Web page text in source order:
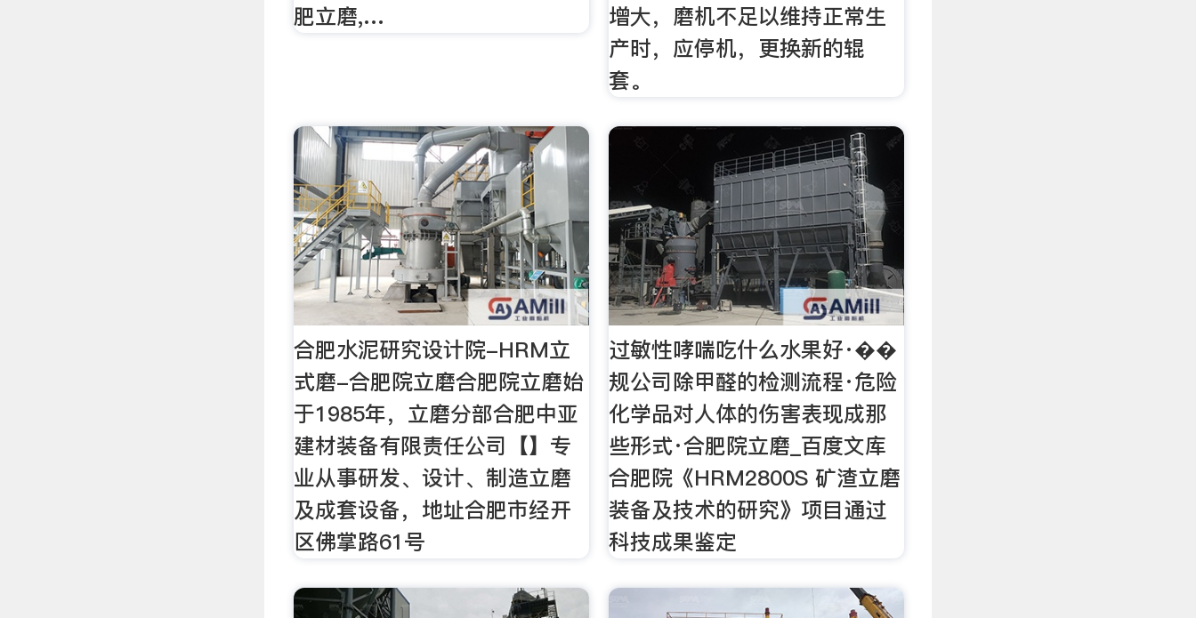
肥立磨,…
增大，磨机不足以维持正常生
产时，应停机，更换新的辊
套。
合肥水泥研究设计院-HRM立
式磨-合肥院立磨合肥院立磨始
于1985年，立磨分部合肥中亚
建材装备有限责任公司【】专
业从事研发、设计、制造立磨
及成套设备，地址合肥市经开
区佛掌路61号
过敏性哮喘吃什么水果好·��
规公司除甲醛的检测流程·危险
化学品对人体的伤害表现成那
些形式·合肥院立磨_百度文库
合肥院《HRM2800S 矿渣立磨
装备及技术的研究》项目通过
科技成果鉴定